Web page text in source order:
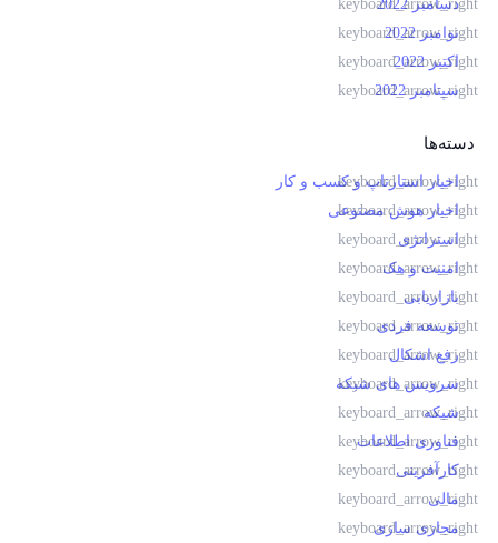
دسامبر 2022
نوامبر 2022
اکتبر 2022
سپتامبر 2022
دسته‌ها
اخبار استارتاپ و کسب و کار
اخبار هوش مصنوعی
استراتژی
امنیت و هک
بازاریابی
توسعه فردی
رفع اشکال
سرویس های شبکه
شبکه
فناوری اطلاعات
کارآفرینی
مالی
مجازی سازی